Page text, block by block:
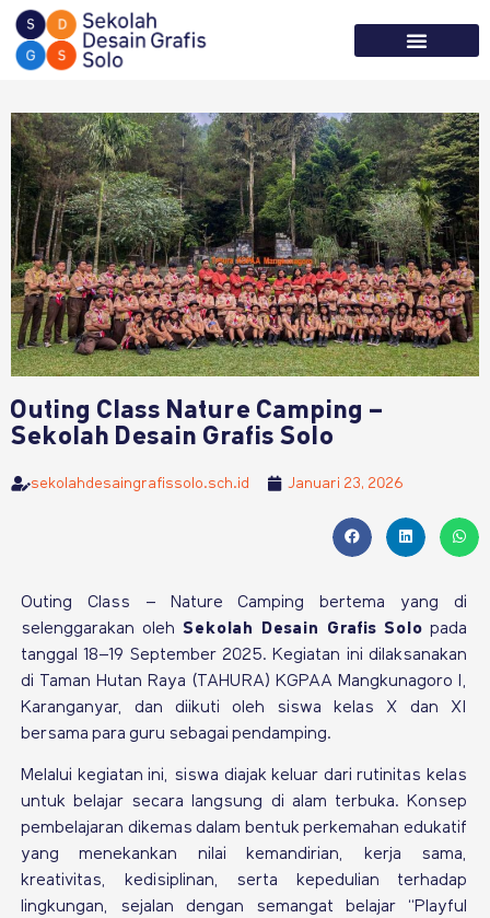
Outing Class Nature Camping –
Sekolah Desain Grafis Solo
sekolahdesaingrafissolo.sch.id Januari 23, 2026
Outing Class – Nature Camping bertema yang di
selenggarakan olehSekolah Desain Grafis Solo pada
tanggal 18–19 September 2025. Kegiatan ini dilaksanakan
di
Taman Hutan Raya (TAHURA) KGPAA Mangkunagoro I,
Karanganyar, dan diikuti oleh siswa kelas X dan XI
bersama para guru sebagai pendamping.
Melalui kegiatan ini, siswa diajak keluar dari rutinitas kelas
untuk belajar secara langsung di alam terbuka. Konsep
pembelajaran dikemas dalam bentuk perkemahan edukatif
yang menekankan nilai kemandirian, kerja sama,
kreativitas, kedisiplinan, serta kepedulian terhadap
lingkungan, sejalan dengan semangat belajar “Playful